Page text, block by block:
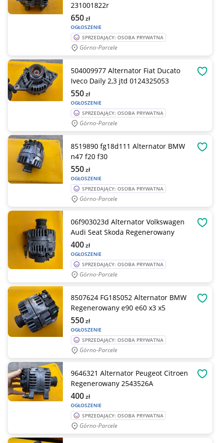
231001822r
OGŁOSZENIE
650zł
SPRZEDAJĄCY: OSOBA PRYWATNA
Górno-Parcele
504009977 Alternator Fiat Ducato
Iveco Daily 2,3 jtd 0124325053
OGŁOSZENIE
550zł
SPRZEDAJĄCY: OSOBA PRYWATNA
Górno-Parcele
8519890 fg18d111 Alternator BMW
n47 f20 f30
OGŁOSZENIE
550zł
SPRZEDAJĄCY: OSOBA PRYWATNA
Górno-Parcele
06f903023d Alternator Volkswagen
Audi Seat Skoda Regenerowany
OGŁOSZENIE
400zł
SPRZEDAJĄCY: OSOBA PRYWATNA
Górno-Parcele
8507624 FG18S052 Alternator BMW
Regenerowany e90 e60 x3 x5
OGŁOSZENIE
550zł
SPRZEDAJĄCY: OSOBA PRYWATNA
Górno-Parcele
9646321 Alternator Peugeot Citroen
Regenerowany 2543526A
OGŁOSZENIE
400zł
SPRZEDAJĄCY: OSOBA PRYWATNA
Górno-Parcele